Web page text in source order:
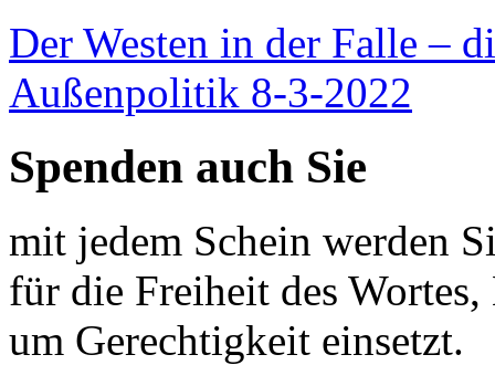
Der Westen in der Falle –
Außenpolitik 8-3-2022
Spenden auch Sie
mit jedem Schein werden
für die Freiheit des
um Gerechtigkeit einsetzt.